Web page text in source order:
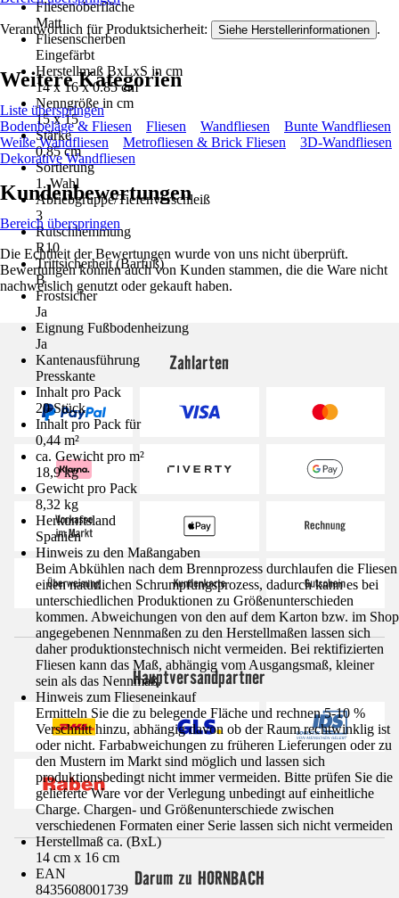
Fliesenoberfläche
Matt
Fliesenscherben
Eingefärbt
Herstellmaß BxLxS in cm
14 x 16 x 0.85 cm
Nenngröße in cm
15 x 15
Stärke
0,85 cm
Sortierung
1. Wahl
Abriebgruppe/Tiefenverschleiß
3
Rutschhemmung
R10
Trittsicherheit (Barfuß)
B
Frostsicher
Ja
Eignung Fußbodenheizung
Ja
Kantenausführung
Presskante
Inhalt pro Pack
20 Stück
Inhalt pro Pack für
0,44 m²
ca. Gewicht pro m²
18,9 kg
Gewicht pro Pack
8,32 kg
Herkunftsland
Spanien
Hinweis zu den Maßangaben
Beim Abkühlen nach dem Brennprozess durchlaufen die Fliesen
einen natürlichen Schrumpfungsprozess, dadurch kann es bei
unterschiedlichen Produktionen zu Größenunterschieden
kommen. Abweichungen von den auf dem Karton bzw. im Shop
angegebenen Nennmaßen zu den Herstellmaßen lassen sich
daher produktionstechnisch nicht vermeiden. Bei rektifizierten
Fliesen kann das Maß, abhängig vom Ausgangsmaß, kleiner
sein als das Nennmaß.
Hinweis zum Flieseneinkauf
Ermitteln Sie die zu belegende Fläche und rechnen 5-10 %
Verschnitt hinzu, abhängig davon ob der Raum rechtwinklig ist
oder nicht. Farbabweichungen zu früheren Lieferungen oder zu
den Mustern im Markt sind möglich und lassen sich
produktionsbedingt nicht immer vermeiden. Bitte prüfen Sie die
gelieferte Ware vor der Verlegung unbedingt auf einheitliche
Charge. Chargen- und Größenunterschiede zwischen
verschiedenen Formaten einer Serie lassen sich nicht vermeiden
Herstellmaß ca. (BxL)
14 cm x 16 cm
EAN
8435608001739
Verantwortlich für Produktsicherheit: Siehe Herstellerinformationen .
Weitere Kategorien
Liste überspringen
Bodenbeläge & Fliesen
Fliesen Wandfliesen
Bunte Wandfliesen
Weiße Wandfliesen
Metrofliesen & Brick Fliesen
3D-Wandfliesen
Dekorative Wandfliesen
Kundenbewertungen
Bereich überspringen
Die Echtheit der Bewertungen wurde von uns nicht überprüft.
Bewertungen können auch von Kunden stammen, die die Ware nicht
nachweislich genutzt oder gekauft haben.
Zahlarten
Hauptversandpartner
Darum zu HORNBACH